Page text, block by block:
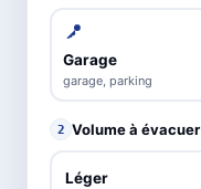
Garage
garage, parking
2 Volume à évacuer
Léger